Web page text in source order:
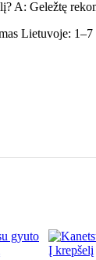
A: Geležtę
Lietuvoje: 1–7
Į krepšelį